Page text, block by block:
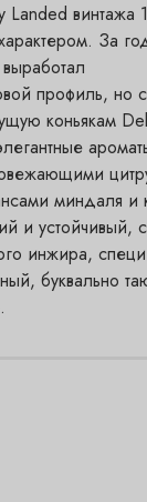
Landed винтажа
За
профиль, но
коньякам
миндаля и
и устойчивый,
инжира,
буквально